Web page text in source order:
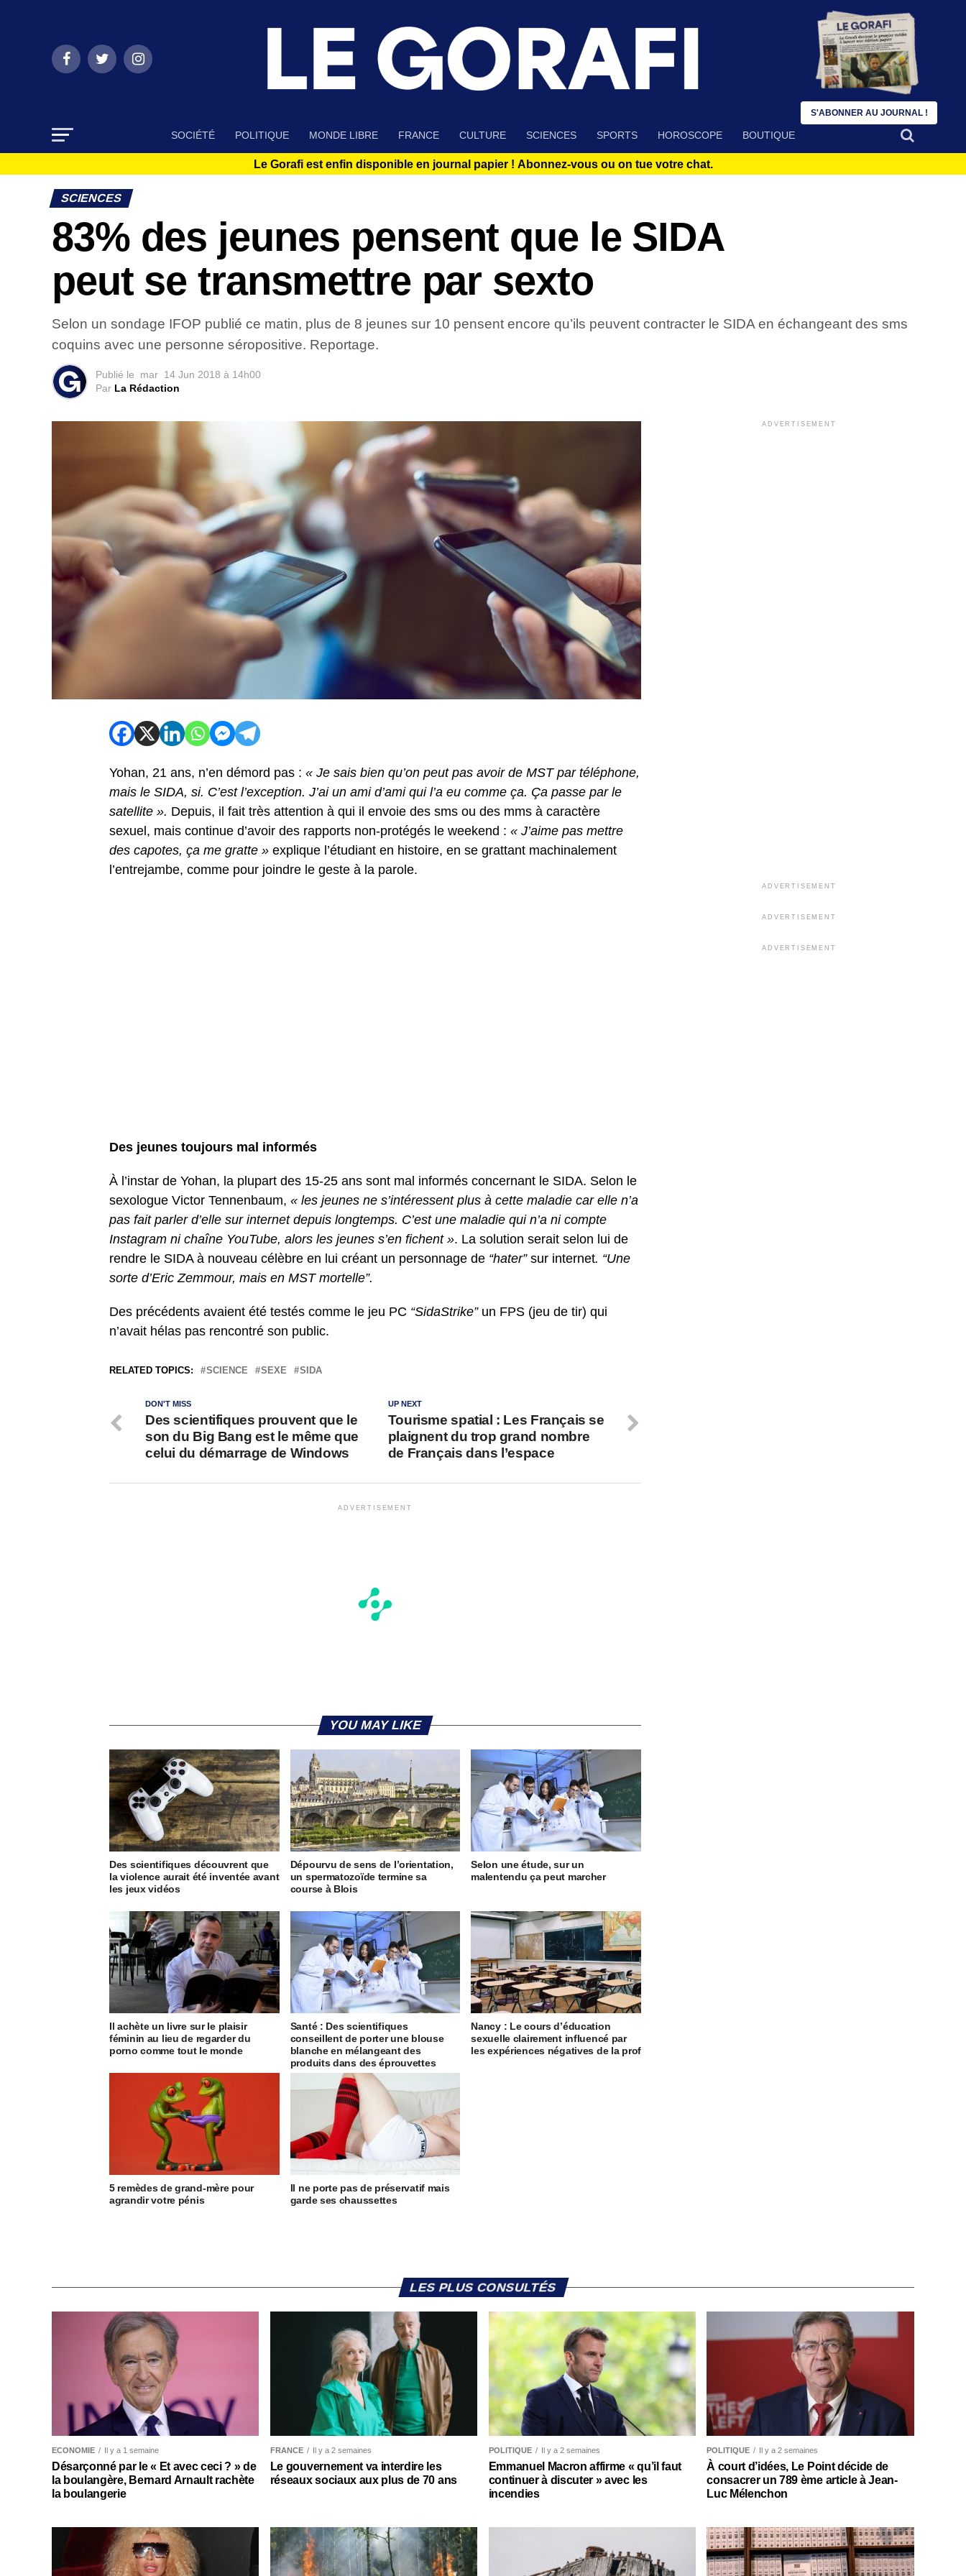
SOCIÉTÉ POLITIQUE MONDE LIBRE FRANCE CULTURE SCIENCES SPORTS HOROSCOPE BOUTIQUE
Le Gorafi est enfin disponible en journal papier ! Abonnez-vous ou on tue votre chat.
SCIENCES
83% des jeunes pensent que le SIDA
peut se transmettre par sexto
Selon un sondage IFOP publié ce matin, plus de 8 jeunes sur 10 pensent encore qu’ils peuvent contracter le SIDA en échangeant des sms
coquins avec une personne séropositive. Reportage.
Publié le mar 14 Jun 2018 à 14h00
Par La Rédaction
Yohan, 21 ans, n’en démord pas : « Je sais bien qu’on peut pas avoir de MST par téléphone,
mais le SIDA, si. C’est l’exception. J’ai un ami d’ami qui l’a eu comme ça. Ça passe par le
satellite ». Depuis, il fait très attention à qui il envoie des sms ou des mms à caractère
sexuel, mais continue d’avoir des rapports non-protégés le weekend : « J’aime pas mettre
des capotes, ça me gratte » explique l’étudiant en histoire, en se grattant machinalement
l’entrejambe, comme pour joindre le geste à la parole.
Des jeunes toujours mal informés
À l’instar de Yohan, la plupart des 15-25 ans sont mal informés concernant le SIDA. Selon le
sexologue Victor Tennenbaum, « les jeunes ne s’intéressent plus à cette maladie car elle n’a
pas fait parler d’elle sur internet depuis longtemps. C’est une maladie qui n’a ni compte
Instagram ni chaîne YouTube, alors les jeunes s’en fichent ». La solution serait selon lui de
rendre le SIDA à nouveau célèbre en lui créant un personnage de “hater”sur internet. “Une
sorte d’Eric Zemmour, mais en MST mortelle”.
Des précédents avaient été testés comme le jeu PC “SidaStrike”un FPS (jeu de tir) qui
n’avait hélas pas rencontré son public.
RELATED TOPICS: SCIENCE SEXE SIDA
UP NEXT
Tourisme spatial : Les Français se
plaignent du trop grand nombre
de Français dans l’espace
DON'T MISS
Des scientifiques prouvent que le
son du Big Bang est le même que
celui du démarrage de Windows
ADVERTISEMENT
YOU MAY LIKE
Des scientifiques découvrent que
la violence aurait été inventée avant
les jeux vidéos
Dépourvu de sens de l’orientation,
un spermatozoïde termine sa
course à Blois
Selon une étude, sur un
malentendu ça peut marcher
Il achète un livre sur le plaisir
féminin au lieu de regarder du
porno comme tout le monde
Santé : Des scientifiques
conseillent de porter une blouse
blanche en mélangeant des
produits dans des éprouvettes
Nancy : Le cours d’éducation
sexuelle clairement influencé par
les expériences négatives de la prof
5 remèdes de grand-mère pour
agrandir votre pénis
Il ne porte pas de préservatif mais
garde ses chaussettes
ADVERTISEMENT
ADVERTISEMENT
ADVERTISEMENT
ADVERTISEMENT
LES PLUS CONSULTÉS
ECONOMIE Il y a 1 semaine
Désarçonné par le « Et avec ceci ? » de
la boulangère, Bernard Arnault rachète
la boulangerie
FRANCE Il y a 2 semaines
Le gouvernement va interdire les
réseaux sociaux aux plus de 70 ans
POLITIQUE Il y a 2 semaines
Emmanuel Macron affirme « qu’il faut
continuer à discuter » avec les
incendies
POLITIQUE Il y a 2 semaines
À court d’idées, Le Point décide de
consacrer un 789 ème article à Jean-
Luc Mélenchon
S'ABONNER AU JOURNAL !